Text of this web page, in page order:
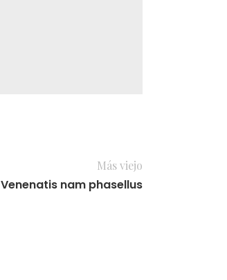
Más viejo
Venenatis nam phasellus